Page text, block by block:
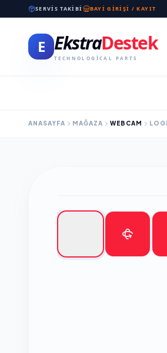
SERVIS TAKIBI BAYI GIRIŞI / KAYIT
E EkstraDestek
TECHNOLOGICAL PARTS
ANASAYFA MAĞAZA WEBCAM